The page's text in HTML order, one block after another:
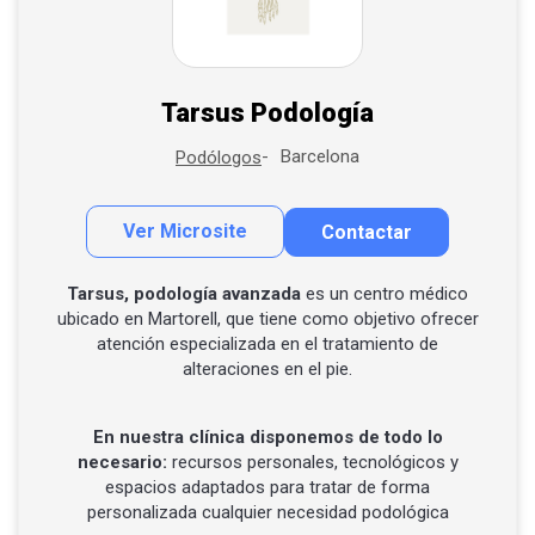
Tarsus Podología
Podólogos Barcelona
Ver Microsite Contactar
Contactar por correo
Tarsus, podología avanzada es un centro médico
ubicado en Martorell, que tiene como objetivo ofrecer
atención especializada en el tratamiento de
alteraciones en el pie.
En nuestra clínica disponemos de todo lo
necesario: recursos personales, tecnológicos y
espacios adaptados para tratar de forma
personalizada cualquier necesidad podológica